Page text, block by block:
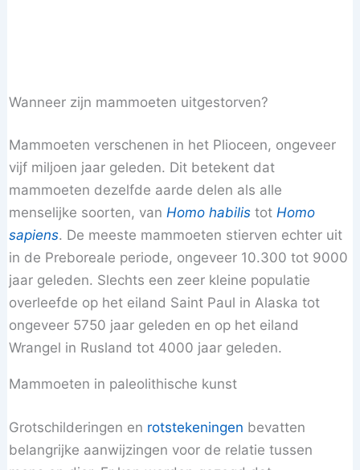
Wanneer zijn mammoeten uitgestorven?
Mammoeten verschenen in het Plioceen, ongeveer
vijf miljoen jaar geleden. Dit betekent dat
mammoeten dezelfde aarde delen als alle
menselijke soorten, vanHomo habilis totHomo
sapiens. De meeste mammoeten stierven echter uit
in de Preboreale periode, ongeveer 10.300 tot 9000
jaar geleden. Slechts een zeer kleine populatie
overleefde op het eiland Saint Paul in Alaska tot
ongeveer 5750 jaar geleden en op het eiland
Wrangel in Rusland tot 4000 jaar geleden.
Mammoeten in paleolithische kunst
Grotschilderingen en rotstekeningen bevatten
belangrijke aanwijzingen voor de relatie tussen